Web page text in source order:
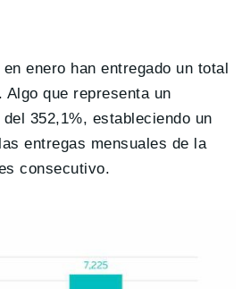
enero han entregado un total
. Algo que representa un
352,1%, estableciendo un
entregas mensuales de la
consecutivo.